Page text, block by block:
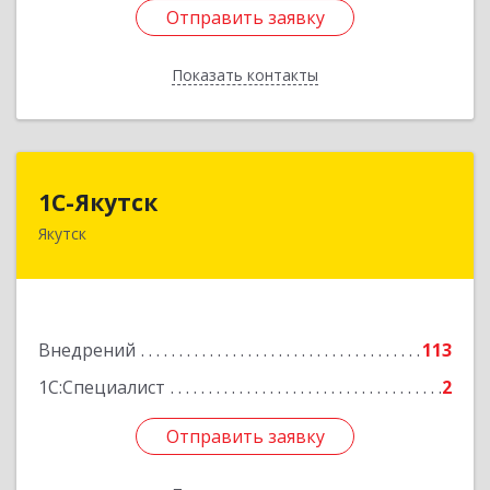
Отправить заявку
Показать контакты
Отправить заявку
Назад
1С-Якутск
Якутск
Внедрений
113
1С:Специалист
2
Отправить заявку
677005, Республика Саха (Якутия), Якутск г,
Отправить заявку